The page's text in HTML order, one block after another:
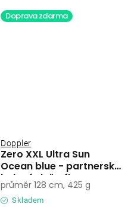
Doprava zdarma
Zero XXL Ultra Sun
Ocean blue - partnerský
holový deštník
Doppler
Skladem
průměr 128 cm, 425 g